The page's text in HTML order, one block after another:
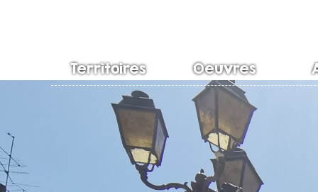
Territoires Oeuvres